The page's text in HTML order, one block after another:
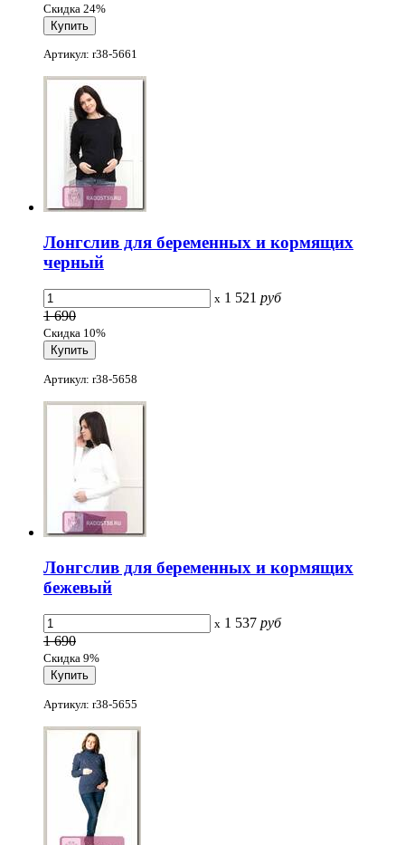
Скидка 24%
Артикул: r38-5661
Лонгслив для беременных и кормящих
черный
x 1 521 руб
1 690
Скидка 10%
Артикул: r38-5658
Лонгслив для беременных и кормящих
бежевый
x 1 537 руб
1 690
Скидка 9%
Артикул: r38-5655